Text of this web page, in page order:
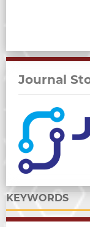
Journal
KEYWORDS